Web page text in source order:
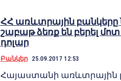
ՀՀ առևտրային
շաբաթ ձեռք են բերել մոտ
դոլար
Բանկեր 25.09.2017 12:53
Հայաստանի առևտրային